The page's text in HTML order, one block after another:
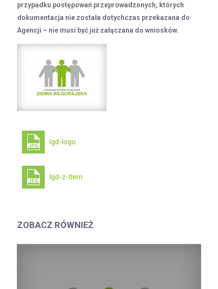
przypadku postępowań przeprowadzonych, których
dokumentacja nie została dotychczas przekazana do
Agencji – nie musi być już załączana do wniosków.
JPG lgd-logo
JPG lgd-z-tlem
ZOBACZ RÓWNIEŻ